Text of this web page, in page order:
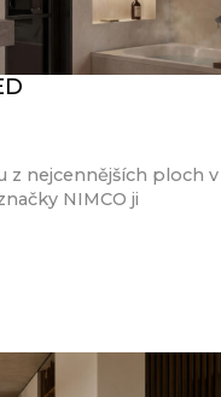
z nejcennějších ploch v
NIMCO ji